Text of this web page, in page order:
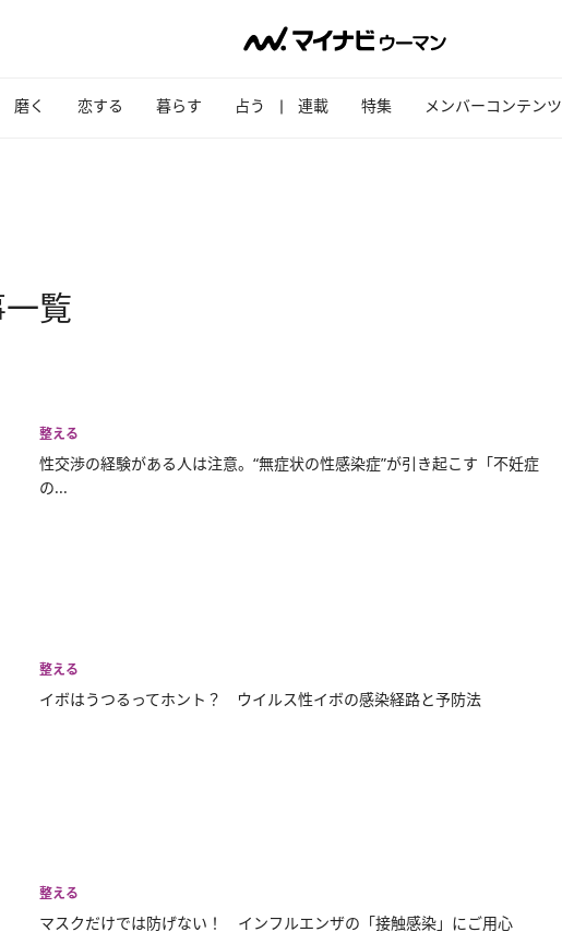
磨く 恋する 暮らす 占う 連載 特集 メンバーコンテンツ
一覧
整える
性交渉の経験がある人は注意。“無症状の性感染症”が引き起こす「不妊症
の...
整える
イボはうつるってホント？ ウイルス性イボの感染経路と予防法
整える
マスクだけでは防げない！ インフルエンザの「接触感染」にご用心